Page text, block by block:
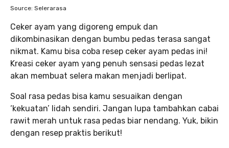
Source: Selerarasa
Ceker ayam yang digoreng empuk dan
dikombinasikan dengan bumbu pedas terasa sangat
nikmat. Kamu bisa coba resep ceker ayam pedas ini!
Kreasi ceker ayam yang penuh sensasi pedas lezat
akan membuat selera makan menjadi berlipat.
Soal rasa pedas bisa kamu sesuaikan dengan
‘kekuatan’ lidah sendiri. Jangan lupa tambahkan cabai
rawit merah untuk rasa pedas biar nendang. Yuk, bikin
dengan resep praktis berikut!